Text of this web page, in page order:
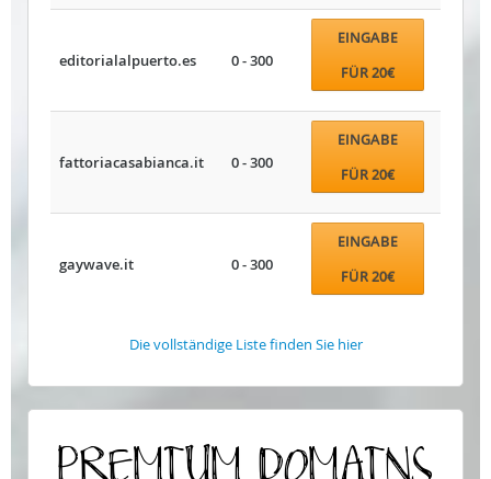
editorialalpuerto.es 0 - 300
EINGABE
FÜR 20€
fattoriacasabianca.it 0 - 300
EINGABE
FÜR 20€
gaywave.it 0 - 300
EINGABE
FÜR 20€
Die vollständige Liste finden Sie hier